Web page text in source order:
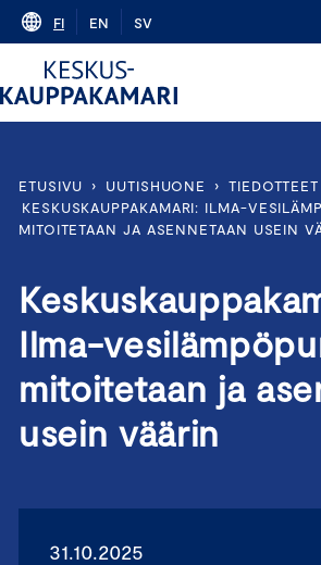
Skip
content
FI EN SV
ETUSIVU › UUTISHUONE › TIEDOTTEET
KESKUSKAUPPAKAMARI: ILMA-
MITOITETAAN JA ASENNETAAN USEIN
Ilma-
mitoitetaan ja
usein väärin
31.10.2025